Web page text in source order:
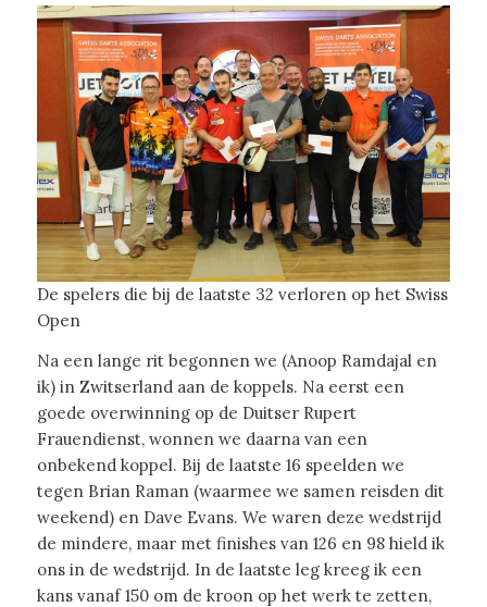
De spelers die bij de laatste 32 verloren op het Swiss
Open
Na een lange rit begonnen we (Anoop Ramdajal en
ik) in Zwitserland aan de koppels. Na eerst een
goede overwinning op de Duitser Rupert
Frauendienst, wonnen we daarna van een
onbekend koppel. Bij de laatste 16 speelden we
tegen Brian Raman (waarmee we samen reisden dit
weekend) en Dave Evans. We waren deze wedstrijd
de mindere, maar met finishes van 126 en 98 hield ik
ons in de wedstrijd. In de laatste leg kreeg ik een
kans vanaf 150 om de kroon op het werk te zetten,